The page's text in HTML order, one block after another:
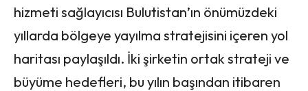
hizmeti sağlayıcısı Bulutistan’ın önümüzdeki
yıllarda bölgeye yayılma stratejisini içeren yol
haritası paylaşıldı. İki şirketin ortak strateji ve
büyüme hedefleri, bu yılın başından itibaren